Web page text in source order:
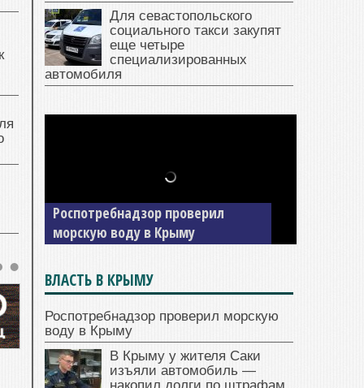
Для севастопольского
социального такси закупят
еще четыре
специализированных
автомобиля
автомобиль — накопил долги по
штрафам ГИБДД
ВЛАСТЬ В КРЫМУ
Роспотребнадзор проверил морскую
воду в Крыму
В Крыму у жителя Саки
изъяли автомобиль —